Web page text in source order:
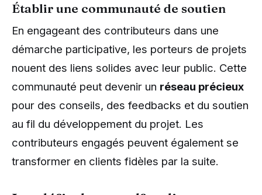
Établir une communauté de soutien
En engageant des contributeurs dans une
démarche participative, les porteurs de projets
nouent des liens solides avec leur public. Cette
communauté peut devenir un réseau précieux
pour des conseils, des feedbacks et du soutien
au fil du développement du projet. Les
contributeurs engagés peuvent également se
transformer en clients fidèles par la suite.